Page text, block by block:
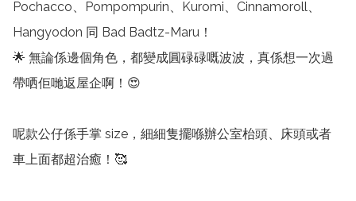
Pochacco、Pompompurin、Kuromi、Cinnamoroll、
Hangyodon 同 Bad Badtz-Maru！
🌟 無論係邊個角色，都變成圓碌碌嘅波波，真係想一次過
帶哂佢哋返屋企啊！😍
呢款公仔係手掌 size，細細隻擺喺辦公室枱頭、床頭或者
車上面都超治癒！🥰